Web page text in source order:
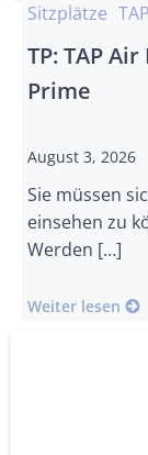
Sitzplätze
TP: TAP
Prime
August 3, 2026
Sie müssen
einsehen zu
Werden […]
Weiter lesen